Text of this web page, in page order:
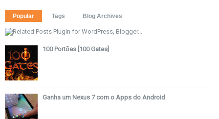
Popular Tags Blog Archives
100 Portões [100 Gates]
Ganha um Nexus 7 com o Apps do Android